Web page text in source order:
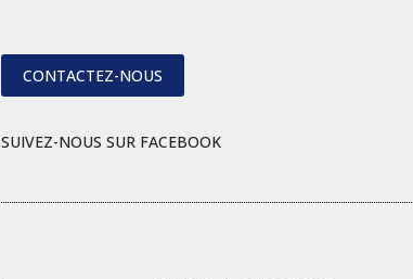
CONTACTEZ-NOUS
SUIVEZ-NOUS SUR FACEBOOK